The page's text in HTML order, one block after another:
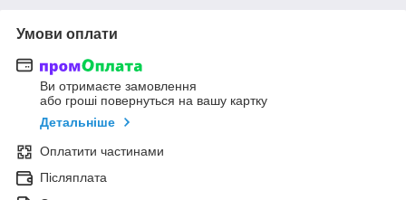
Умови оплати
Ви отримаєте замовлення
або гроші повернуться на вашу картку
Детальніше
Оплатити частинами
Післяплата